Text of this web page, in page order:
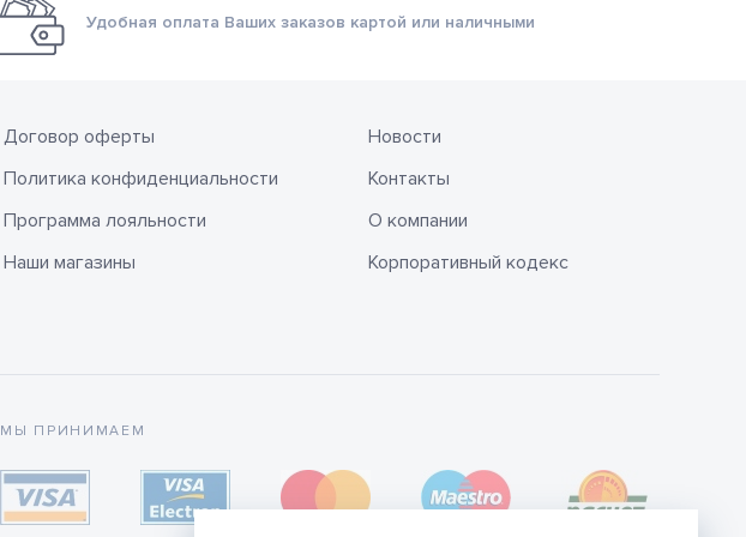
Удобная оплата Ваших заказов картой или наличными
Договор оферты
Политика конфиденциальности
Программа лояльности
Наши магазины
Новости
Контакты
О компании
Корпоративный кодекс
МЫ ПРИНИМАЕМ